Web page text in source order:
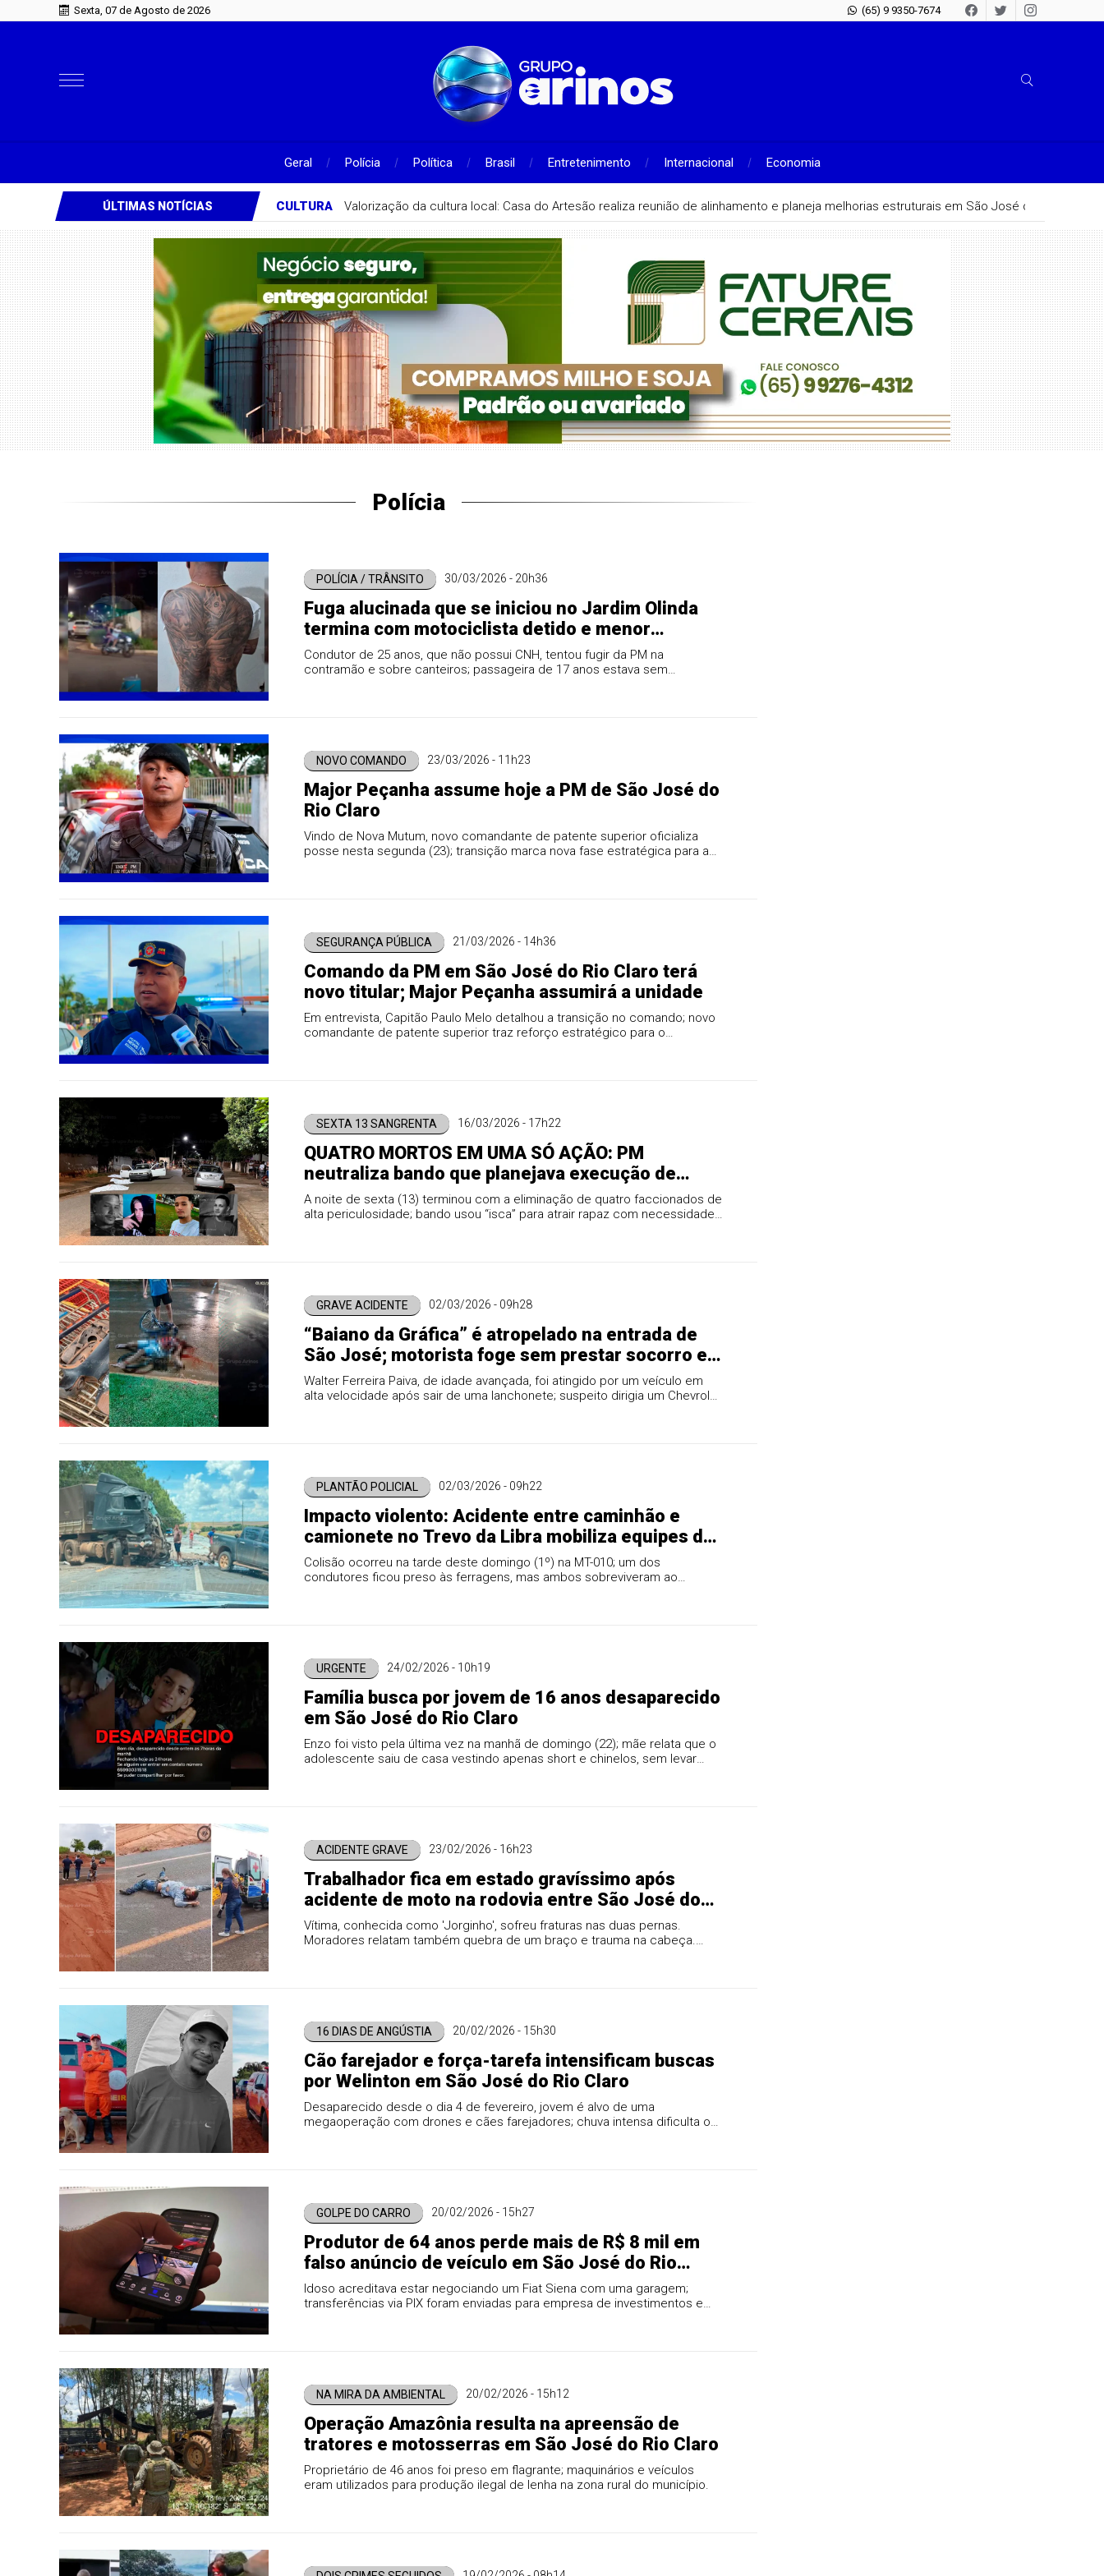
Sexta, 07 de Agosto de 2026 (65) 9 9350-7674
Geral Polícia Política Brasil Entretenimento Internacional Economia
ÚLTIMAS NOTÍCIAS CULTURA Valorização da cultura local: Casa do Artesão realiza reunião de alinhamento e planeja melhorias estruturais em São José do Rio Claro
Polícia
POLÍCIA / TRÂNSITO 30/03/2026 - 20h36
Fuga alucinada que se iniciou no Jardim Olinda
termina com motociclista detido e menor
apreendida em São José
Condutor de 25 anos, que não possui CNH, tentou fugir da PM na
contramão e sobre canteiros; passageira de 17 anos estava sem
NOVO COMANDO 23/03/2026 - 11h23
Major Peçanha assume hoje a PM de São José do
Rio Claro
Vindo de Nova Mutum, novo comandante de patente superior oficializa
posse nesta segunda (23); transição marca nova fase estratégica para a
SEGURANÇA PÚBLICA 21/03/2026 - 14h36
Comando da PM em São José do Rio Claro terá
novo titular; Major Peçanha assumirá a unidade
Em entrevista, Capitão Paulo Melo detalhou a transição no comando; novo
comandante de patente superior traz reforço estratégico para o
SEXTA 13 SANGRENTA 16/03/2026 - 17h22
QUATRO MORTOS EM UMA SÓ AÇÃO: PM
neutraliza bando que planejava execução de
jovem inocente em São José
A noite de sexta (13) terminou com a eliminação de quatro faccionados de
alta periculosidade; bando usou “isca” para atrair rapaz com necessidades
GRAVE ACIDENTE 02/03/2026 - 09h28
“Baiano da Gráfica” é atropelado na entrada de
São José; motorista foge sem prestar socorro e
vítima é transferida para Cuiabá em estado grave
Walter Ferreira Paiva, de idade avançada, foi atingido por um veículo em
alta velocidade após sair de uma lanchonete; suspeito dirigia um Chevrolet
PLANTÃO POLICIAL 02/03/2026 - 09h22
Impacto violento: Acidente entre caminhão e
camionete no Trevo da Libra mobiliza equipes de
resgate
Colisão ocorreu na tarde deste domingo (1º) na MT-010; um dos
condutores ficou preso às ferragens, mas ambos sobreviveram ao
URGENTE 24/02/2026 - 10h19
Família busca por jovem de 16 anos desaparecido
em São José do Rio Claro
Enzo foi visto pela última vez na manhã de domingo (22); mãe relata que o
adolescente saiu de casa vestindo apenas short e chinelos, sem levar
ACIDENTE GRAVE 23/02/2026 - 16h23
Trabalhador fica em estado gravíssimo após
acidente de moto na rodovia entre São José do
Rio Claro e Nova Maringá
Vítima, conhecida como 'Jorginho', sofreu fraturas nas duas pernas.
Moradores relatam também quebra de um braço e trauma na cabeça.
16 DIAS DE ANGÚSTIA 20/02/2026 - 15h30
Cão farejador e força-tarefa intensificam buscas
por Welinton em São José do Rio Claro
Desaparecido desde o dia 4 de fevereiro, jovem é alvo de uma
megaoperação com drones e cães farejadores; chuva intensa dificulta os
GOLPE DO CARRO 20/02/2026 - 15h27
Produtor de 64 anos perde mais de R$ 8 mil em
falso anúncio de veículo em São José do Rio
Claro
Idoso acreditava estar negociando um Fiat Siena com uma garagem;
transferências via PIX foram enviadas para empresa de investimentos e
NA MIRA DA AMBIENTAL 20/02/2026 - 15h12
Operação Amazônia resulta na apreensão de
tratores e motosserras em São José do Rio Claro
Proprietário de 46 anos foi preso em flagrante; maquinários e veículos
eram utilizados para produção ilegal de lenha na zona rural do município.